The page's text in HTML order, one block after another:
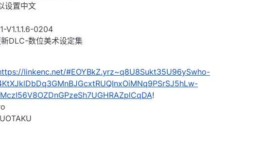
设置中文
V1.1.1.6-0204
DLC-数位美术设定集
linkenc.net/#EOYBkZ.yrz~q8U8Sukt35U96ySwho-
!